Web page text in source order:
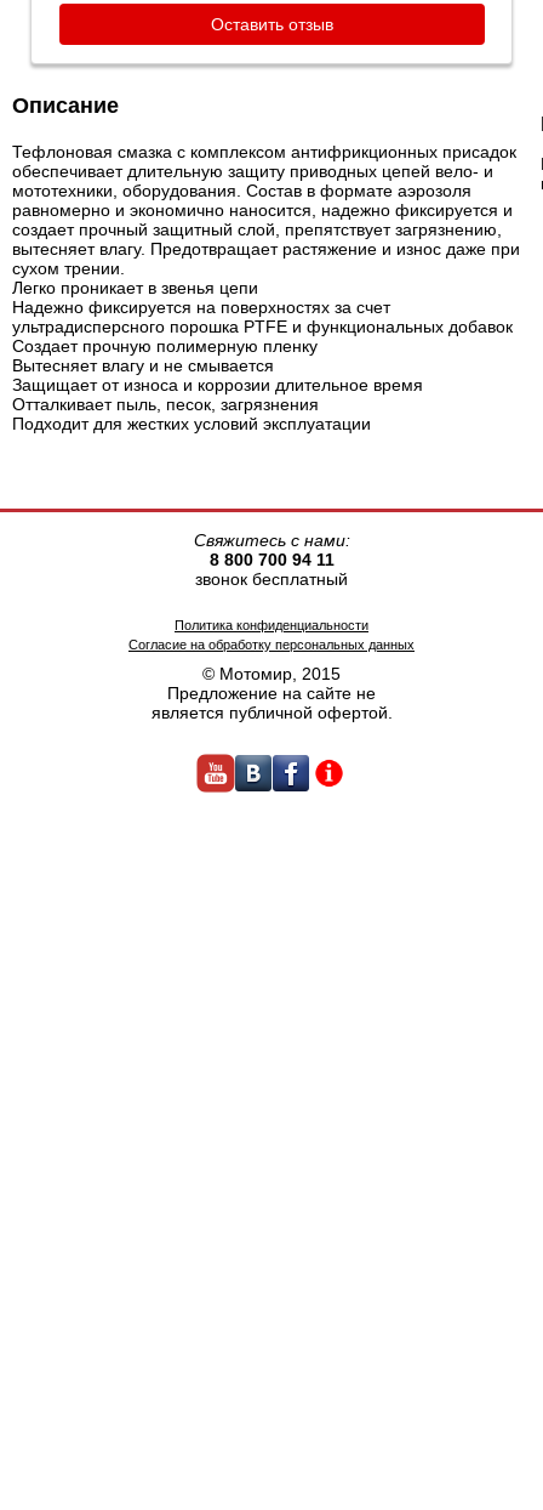
Оставить отзыв
Описание
Тефлоновая смазка с комплексом антифрикционных присадок
обеспечивает длительную защиту приводных цепей вело- и
мототехники, оборудования. Состав в формате аэрозоля
равномерно и экономично наносится, надежно фиксируется и
создает прочный защитный слой, препятствует загрязнению,
вытесняет влагу. Предотвращает растяжение и износ даже при
сухом трении.
Легко проникает в звенья цепи
Надежно фиксируется на поверхностях за счет
ультрадисперсного порошка PTFE и функциональных добавок
Создает прочную полимерную пленку
Вытесняет влагу и не смывается
Защищает от износа и коррозии длительное время
Отталкивает пыль, песок, загрязнения
Подходит для жестких условий эксплуатации
© Мотомир, 2015
Предложение на сайте не
является публичной офертой.
Политика конфиденциальности
Согласие на обработку персональных данных
Свяжитесь с нами:
8 800 700 94 11
звонок бесплатный